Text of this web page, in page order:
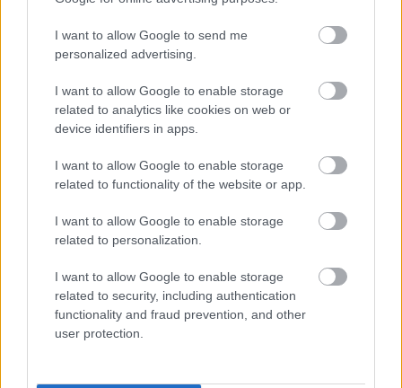
I want to allow Google to send me
personalized advertising.
I want to allow Google to enable storage
related to analytics like cookies on web or
device identifiers in apps.
I want to allow Google to enable storage
related to functionality of the website or app.
I want to allow Google to enable storage
related to personalization.
I want to allow Google to enable storage
related to security, including authentication
functionality and fraud prevention, and other
user protection.
KEDDEN MEGVÁLASZTHATJA AZ
KÖZTÁRSASÁGI ELNÖKÉT
A TISZA Párt frakciója kezdeményezte az államfőválasztás
augusztus 11-re való kitűzését - a kormánypárti jelölt személye